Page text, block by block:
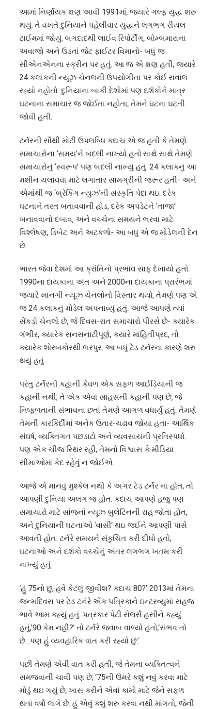
આમાં નિર્ણાયક ક્ષણ આવી 1991માં, જ્યારે ગલ્ફ યુદ્ધ શરુ
થયું. તે વખતે દુનિયાને પહેલીવાર યુદ્ધને લગભગ રીયલ
ટાઈમમાં જોયું. બગદાદથી લાઈવ રિપોર્ટીંગ, બોમ્બમારાના
અવાજો અને ઉડતાં જેટ ફાઈટર વિમાનો- બધું જ
સીએનએનના સ્ક્રીન પર હતું. આ જ એ ક્ષણ હતી, જ્યારે
24 કલાકની ન્યૂઝ ચેનલની ઉપયોગીતા પર કોઈ સવાલ
રહ્યો નહોતો. દુનિયાના બાકી દેશોમાં પણ દર્શકોને માત્ર
ઘટનાના સમાચાર જ જોઈતા નહોતા; તેમને ઘટના ઘટતી
જોવી હતી.
ટર્નરની સૌથી મોટી ઉપલબ્ધિ કદાચ એ જ હતી કે તેમણે
સમાચારોના ‘સમય’ને બદલી નાખ્યો હતો.સાથે સાથે તેમણે
સમાચારોનું ‘સ્વરૂપ’ પણ બદલી નાખ્યું હતું. 24 કલાકનું આ
મશીન ચલાવવા માટે લગાતાર સામગ્રીની જરૂર હતી- અને
એમાંથી જ ‘બ્રેકિંગ ન્યુઝ’ની સંસ્કૃતિ પેદા થઇ. દરેક
ઘટનાને તરત બતાવવાની હોડ, દરેક અપડેટને ‘તાજા’
બનાવવાનો દબાવ, અને વચ્ચેના સમયને ભરવા માટે
વિશ્લેષણ, ડિબેટ અને અટકળો- આ બધું એ જ મોડેલની દેન
છે.
ભારત જેવા દેશમાં આ ક્રાંતિનો પ્રભાવ સાફ દેખાયો હતો.
1990ના દાયકાના અંત અને 2000ના દાયકાના પ્રારંભમાં
જ્યારે ખાનગી ન્યૂઝ ચેનલોનો વિસ્તાર થયો, તેમણે પણ એ
જ 24 કલાકનું મોડેલ અપનાવ્યું હતું. આજે આપણે ત્યાં
સેંકડો ચેનલો છે, જે દિવસ-રાત સમાચારો પીરસે છે- ક્યારેક
ગંભીર, ક્યારેક સનસનાટીપૂર્ણ, કયારે માહિતીપ્રદ, તો
ક્યારેક શોરબકોરથી ભરપુર. આ બધું ટેડ ટર્નરના કારણે શરુ
થયું હતું.
પરંતુ ટર્નરની કહાની કેવળ એક સફળ આઈડિયાની જ
કહાની નથી; તે એક એવા સાહસની કહાની પણ છે, જે
નિષ્ફળતાની સંભાવના છતાં તેમણે આગળ વધાર્યું હતું. તેમણે
તેમની કારકિર્દીમાં અનેક ઉતાર-ચઢાવ જોયા હતા- આર્થિક
સંઘર્ષ, વ્યક્તિગત પછડાટો અને વ્યવસાયની પ્રતિસ્પર્ધા.
પણ એક ચીજ સ્થિર રહી; તેમનો વિશ્વાસ કે મીડિયા
સીમાઓમાં કેદ રહેવું ન જોઈએ.
આજે એ માનવું મુશ્કેલ નથી કે અગર ટેડ ટર્નર ના હોત, તો
આપણી દુનિયા અલગ જ હોત. કદાચ આપણે હજુ પણ
સમાચારો માટે સાંજનાં ન્યૂઝ બુલેટિનની રાહ જોતા હોત,
અને દુનિયાની ઘટનાઓ ‘વાસી’ થઇ જઈને આપણી પાસે
આવતી હોત. ટર્નરે સમયને સંકુચિત કરી દીધો હતો;
ઘટનાઓ અને દર્શકો વચ્ચેનું અંતર લગભગ ખતમ કરી
નાખ્યું હતું.
‘હું 75નો છું, હવે કેટલું જીવીશ? કદાચ 80?’ 2013માં તેમના
જન્મદિવસ પર ટેડ ટર્નરે એક પત્રિકાને ઇન્ટરવ્યુમાં સહજ
ભાવે આમ કહ્યું હતું. પત્રકાર પેટી સેલર્સે હસીને કહ્યું
હતું,’90 કેમ નહીં?’ તો ટર્નરે જવાબ વાળ્યો હતો,’સંભવ તો
છે…પણ હું વ્યવહારિક વાત કરી રહ્યો છું.’
પછી તેમણે એવી વાત કરી હતી, જે તેમના વ્યક્તિત્વને
સમજવાની ચાવી પણ છે; ’75ની ઉંમરે કશું નવું કરવા માટે
મોડું થઇ ગયું છે, ખાસ કરીને એવાં કામો માટે જેને સફળ
થતાં વર્ષો લાગે છે. હું એવું કશું શરુ કરવા નથી માંગતો, જેની